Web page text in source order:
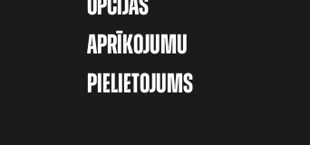
APRĪKOJUMU
PIELIETOJUMS